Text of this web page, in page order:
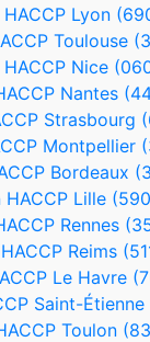
Lyon
Toulouse
Nice
Nantes
Strasbourg
Montpellier
Bordeaux
HACCP Lille
Rennes
Reims
Le Havre
Saint-
Toulon